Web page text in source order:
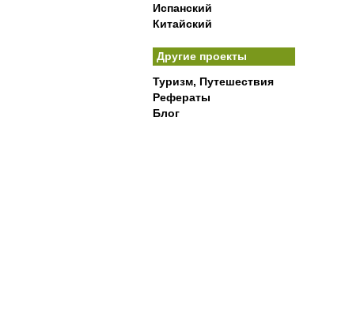
Испанский
Китайский
Другие проекты
Туризм, Путешествия
Рефераты
Блог